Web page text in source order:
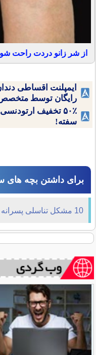
از شر زانو دردت راحت
ایمپلنت اقساطی
رایگان توسط
۵۰٪ تخفیف
سفته!
برای داشتن بچه های
10 مشکل تناسلی پسرانه